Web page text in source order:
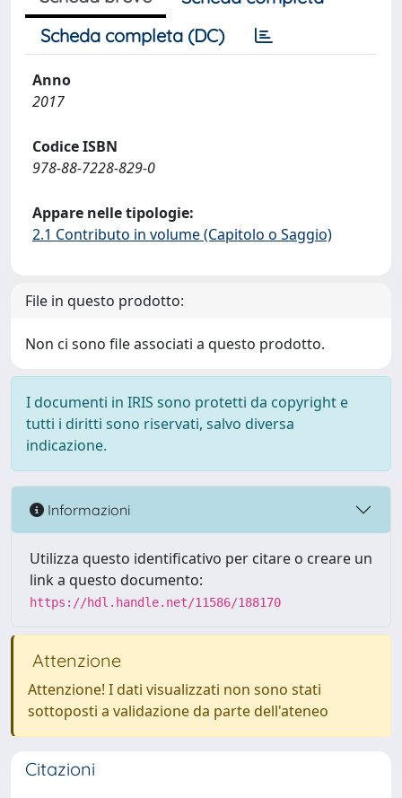
Scheda completa (DC)
Anno
2017
Codice ISBN
978-88-7228-829-0
Appare nelle tipologie:
2.1 Contributo in volume (Capitolo o Saggio)
File in questo prodotto:
Non ci sono file associati a questo prodotto.
I documenti in IRIS sono protetti da copyright e
tutti i diritti sono riservati, salvo diversa
indicazione.
Informazioni
Utilizza questo identificativo per citare o creare un
link a questo documento:
https://hdl.handle.net/11586/188170
Attenzione
Attenzione! I dati visualizzati non sono stati
sottoposti a validazione da parte dell'ateneo
Citazioni